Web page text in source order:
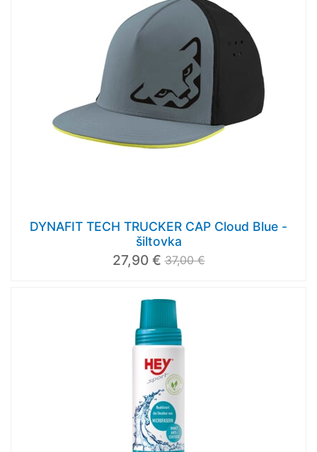
DYNAFIT TECH TRUCKER CAP Cloud Blue -
šiltovka
27,90 € 37,00 €